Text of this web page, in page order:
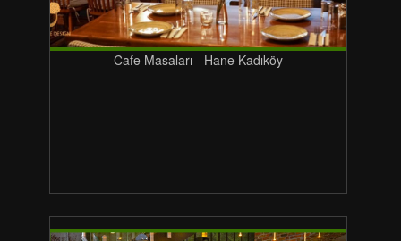
Cafe Masaları - Hane Kadıköy